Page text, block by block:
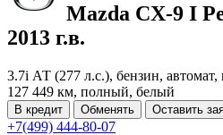
Mazda CX-9 I
2013 г.в.
3.7i АТ (277 л.с.), бензин,
127 449 км, полный, белый
В кредит Обменять Оставить
+7(499) 444-80-07